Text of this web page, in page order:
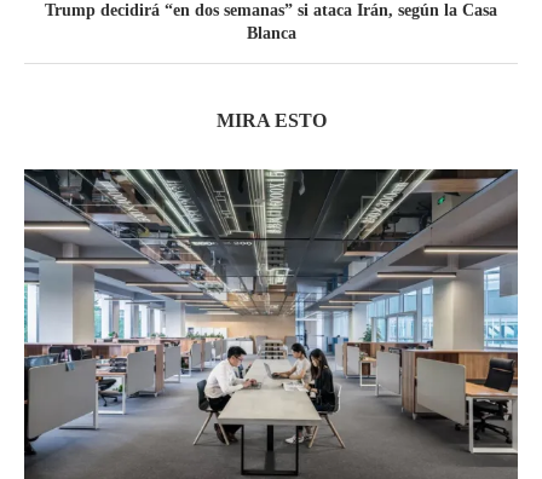
Trump decidirá “en dos semanas” si ataca Irán, según la Casa
Blanca
MIRA ESTO